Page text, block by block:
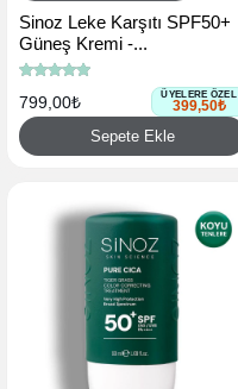
Sinoz Leke Karşıtı SPF50+
Güneş Kremi -...
799,00₺ ÜYELERE ÖZEL
399,50₺
Sepete Ekle